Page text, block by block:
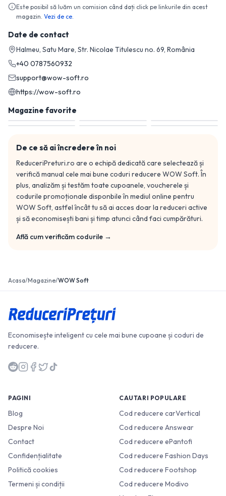
Este posibil să luăm un comision când dați click pe linkurile din acest
magazin. Vezi de ce.
Date de contact
Halmeu, Satu Mare, Str. Nicolae Titulescu no. 69, România
+40 0787560932
support@wow-soft.ro
https://wow-soft.ro
Magazine favorite
De ce să ai încredere în noi
ReduceriPreturi.ro are o echipă dedicată care selectează și
verifică manual cele mai bune coduri reducere WOW Soft. În
plus, analizăm și testăm toate cupoanele, voucherele și
codurile promoționale disponbile în mediul online pentru
WOW Soft, astfel încât tu să ai acces doar la reduceri active
și să economisești bani și timp atunci când faci cumpărături.
Află cum verificăm codurile →
Acasa/Magazine/WOW Soft
Economisește inteligent cu cele mai bune cupoane și coduri de
reducere.
PAGINI
Blog
Despre Noi
Contact
Confidențialitate
Politică cookies
Termeni și condiții
CAUTARI POPULARE
Cod reducere carVertical
Cod reducere Answear
Cod reducere ePantofi
Cod reducere Fashion Days
Cod reducere Footshop
Cod reducere Modivo